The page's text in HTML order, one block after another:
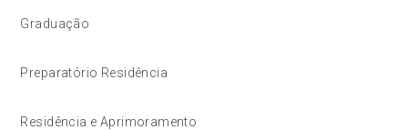
Graduação
Preparatório Residência
Residência e Aprimoramento